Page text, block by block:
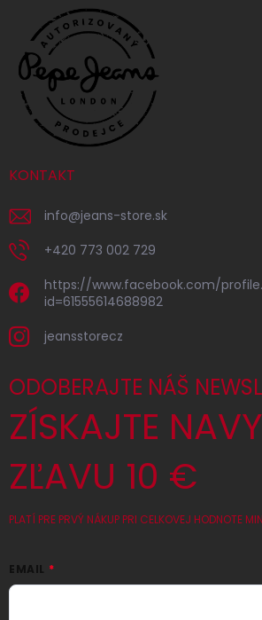
KONTAKT
info@jeans-store.sk
+420 773 002 729
https://www.facebook.com/
id=61555614688982
jeansstorecz
ODOBERAJTE NÁŠ
ZÍSKAJTE
ZĽAVU 10 €
PLATÍ PRE PRVÝ NÁKUP PRI CELKOVEJ HODNOTE
EMAIL